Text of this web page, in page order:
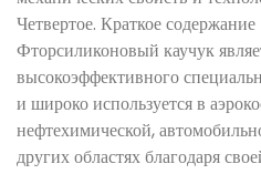
Четвертое. Краткое содержание
Фторсиликоновый каучук
высокоэффективного
и широко используется в
нефтехимической,
других областях благодаря